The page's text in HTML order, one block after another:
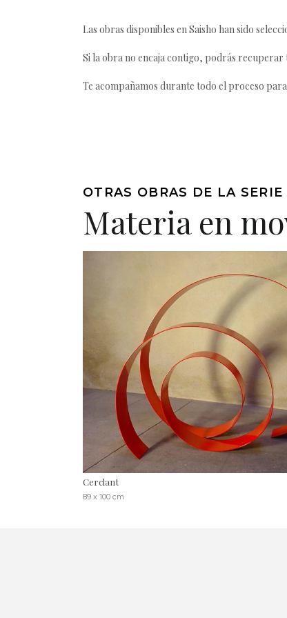
Las obras disponibles en Saisho han sido
Si la obra no encaja contigo, podrás
Te acompañamos durante todo el proceso
OTRAS OBRAS DE LA SERIE
Materia en
Cerclant
89 x 100 cm